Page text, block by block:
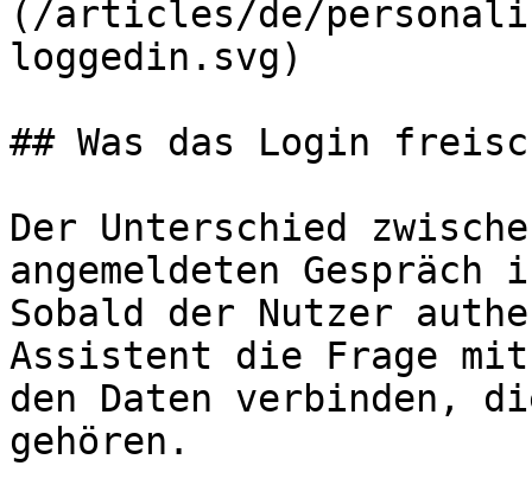
(/articles/de/
loggedin.svg)
## Was das Login
Der Unterschied
angemeldeten
Sobald der Nutzer
Assistent die Frage
den Daten verbinden,
gehören.